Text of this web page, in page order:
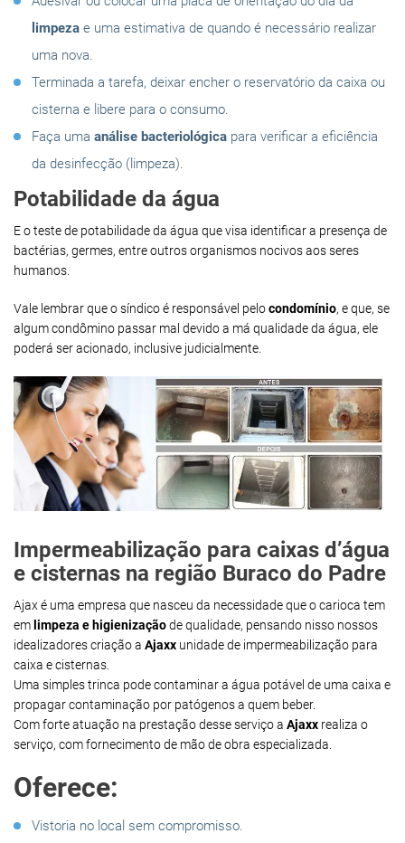
limpeza e uma estimativa de quando é necessário realizar
uma nova.
Terminada a tarefa, deixar encher o reservatório da caixa ou
cisterna e libere para o consumo.
Faça uma análise bacteriológica para verificar a eficiência
da desinfecção (limpeza).
Potabilidade da água
E o teste de potabilidade da água que visa identificar a presença de
bactérias, germes, entre outros organismos nocivos aos seres
humanos.
Vale lembrar que o síndico é responsável pelocondomínio, e que, se
algum condômino passar mal devido a má qualidade da água, ele
poderá ser acionado, inclusive judicialmente.
Impermeabilização para caixas d’água
e cisternas na região Buraco do Padre
Ajax é uma empresa que nasceu da necessidade que o carioca tem
em limpeza e higienizaçãode qualidade, pensando nisso nossos
idealizadores criação a Ajaxx unidade de impermeabilização para
caixa e cisternas.
Uma simples trinca pode contaminar a água potável de uma caixa e
propagar contaminação por patógenos a quem beber.
Com forte atuação na prestação desse serviço a Ajaxx realiza o
serviço, com fornecimento de mão de obra especializada.
Oferece:
Vistoria no local sem compromisso.